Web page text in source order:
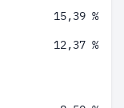
15,39 %
12,37 %